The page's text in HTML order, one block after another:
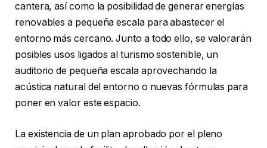
cantera, así como la posibilidad de generar energías
renovables a pequeña escala para abastecer el
entorno más cercano. Junto a todo ello, se valorarán
posibles usos ligados al turismo sostenible, un
auditorio de pequeña escala aprovechando la
acústica natural del entorno o nuevas fórmulas para
poner en valor este espacio.
La existencia de un plan aprobado por el pleno